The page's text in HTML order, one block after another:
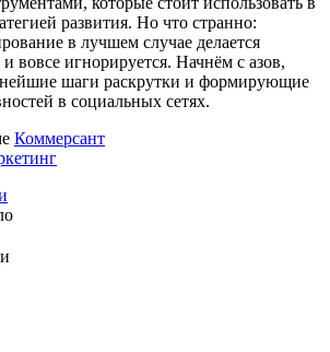
развития. Но что странно:
в лучшем случае делается
вовсе игнорируется. Начнём с азов,
шаги раскрутки и формирующие
в социальных сетях.
Коммерсант